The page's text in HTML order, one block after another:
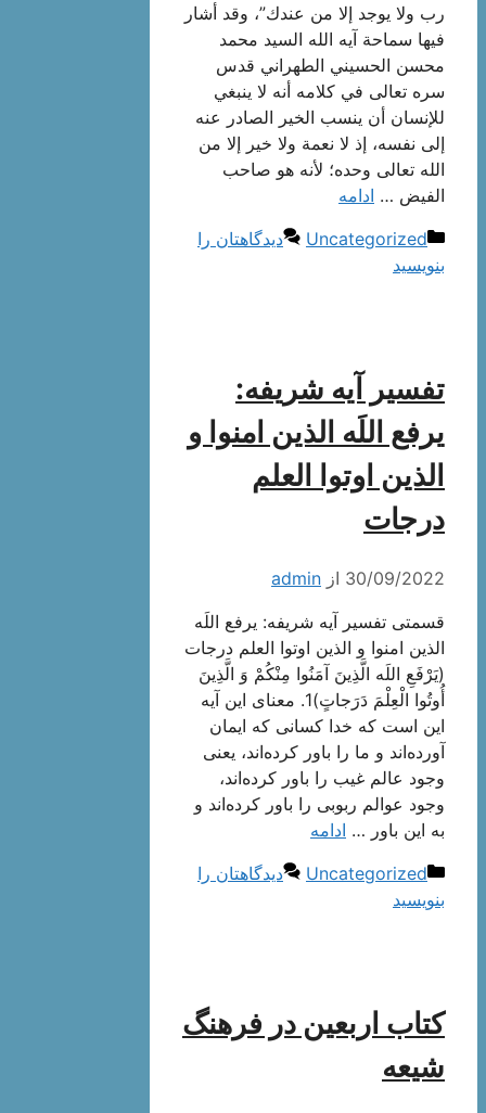
رب ولا يوجد إلا من عندك”، وقد أشار
فيها سماحة آيه الله السيد محمد
محسن الحسيني الطهراني قدس
سره تعالى في كلامه أنه لا ينبغي
للإنسان أن ينسب الخير الصادر عنه
إلى نفسه، إذ لا نعمة ولا خير إلا من
الله تعالى وحده؛ لأنه هو صاحب
الفيض … ادامه
دسته‌ها
Uncategorized
دیدگاهتان را
بنویسید
تفسیر آیه شریفه:
یرفع اللَه الذین امنوا و
الذین اوتوا العلم
درجات
30/09/2022 از admin
قسمتی تفسیر آیه شریفه: یرفع اللَه
الذین امنوا و الذین اوتوا العلم درجات
(يَرْفَعِ اللَه الَّذِينَ آمَنُوا مِنْكُمْ وَ الَّذِينَ
أُوتُوا الْعِلْمَ دَرَجاتٍ)1. معنای این آیه
این است كه خدا كسانی كه ایمان
آورده‌اند و ما را باور كرده‌اند، یعنی
وجود عالم غیب را باور كرده‌اند،
وجود عوالم ربوبی را باور كرده‌اند و
به این باور … ادامه
دسته‌ها
Uncategorized
دیدگاهتان را
بنویسید
کتاب اربعین در فرهنگ
شیعه